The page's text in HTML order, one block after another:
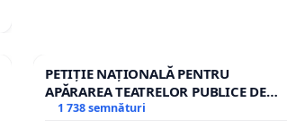
PETIȚIE NAȚIONALĂ PENTRU
APĂRAREA TEATRELOR PUBLICE DE
REPERTORIU DIN ROMÂNIA
1 738 semnături